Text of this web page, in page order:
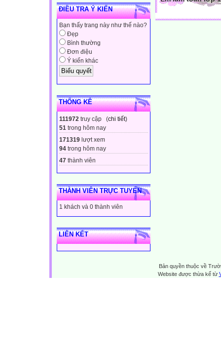
ĐIỀU TRA Ý KIẾN
Bạn thấy trang này như thế nào?
Đẹp
Bình thường
Đơn điệu
Ý kiến khác
THỐNG KÊ
111972 truy cập (chi tiết)
51 trong hôm nay
171319 lượt xem
94 trong hôm nay
47 thành viên
THÀNH VIÊN TRỰC TUYẾN
1 khách và 0 thành viên
LIÊN KẾT
Bản quyền thuộc về
Website được thừa kế từ